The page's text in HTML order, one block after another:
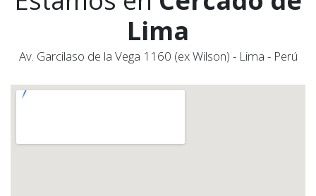
Lima
Av. Garcilaso de la Vega 1160 (ex Wilson) - Lima - Perú